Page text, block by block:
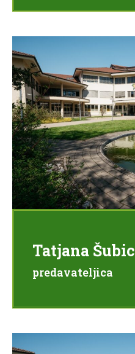
Tatjana Šubic
predavateljica